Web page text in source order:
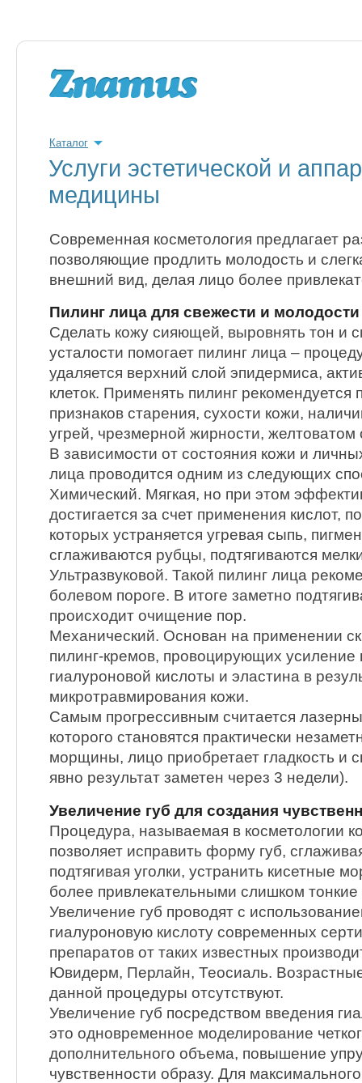
Каталог
Услуги эстетической и
медицины
Современная косметология предлагает
позволяющие продлить молодость и
внешний вид, делая лицо более
Пилинг лица для свежести и
Сделать кожу сияющей, выровнять тон и
усталости помогает пилинг лица –
удаляется верхний слой эпидермиса,
клеток. Применять пилинг рекомендуется
признаков старения, сухости кожи,
угрей, чрезмерной жирности, желтоватом
В зависимости от состояния кожи и
лица проводится одним из следующих
Химический. Мягкая, но при этом
достигается за счет применения кислот,
которых устраняется угревая сыпь,
сглаживаются рубцы, подтягиваются
Ультразвуковой. Такой пилинг лица
болевом пороге. В итоге заметно
происходит очищение пор.
Механический. Основан на применении
пилинг-кремов, провоцирующих усиление
гиалуроновой кислоты и эластина в
микротравмирования кожи.
Самым прогрессивным считается
которого становятся практически
морщины, лицо приобретает гладкость и
явно результат заметен через 3 недели).
Увеличение губ для создания
Процедура, называемая в косметологии
позволяет исправить форму губ,
подтягивая уголки, устранить кисетные
более привлекательными слишком
Увеличение губ проводят с
гиалуроновую кислоту современных
препаратов от таких известных
Ювидерм, Перлайн, Теосиаль.
данной процедуры отсутствуют.
Увеличение губ посредством введения
это одновременное моделирование
дополнительного объема, повышение
чувственности образу. Для